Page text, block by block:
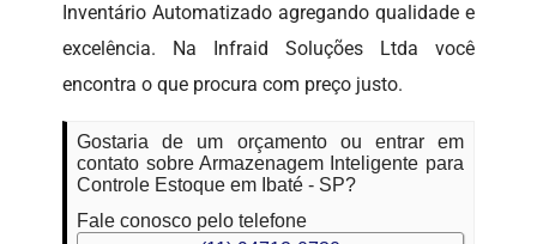
Inventário Automatizado agregando qualidade e
excelência. Na Infraid Soluções Ltda você
encontra o que procura com preço justo.
Gostaria de um orçamento ou entrar em
contato sobre Armazenagem Inteligente para
Controle Estoque em Ibaté - SP?
Fale conosco pelo telefone